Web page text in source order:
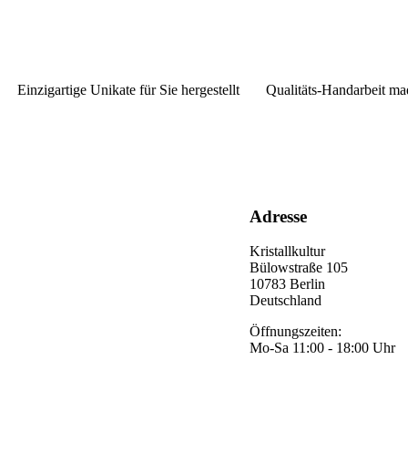
Einzigartige Unikate für Sie hergestellt Qualitäts-Handarbeit
Adresse
Kristallkultur
Bülowstraße 105
10783 Berlin
Deutschland
Öffnungszeiten:
Mo-Sa 11:00 - 18:00 Uhr